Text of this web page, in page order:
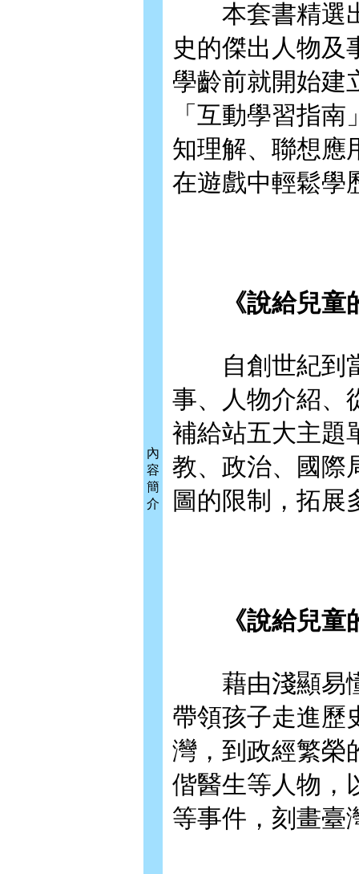
內
容
簡
介
本套書精選出
史的傑出人物及
學齡前就開始建
「互動學習指
知理解、聯想應
在遊戲中輕鬆學
《說給兒童
自創世紀到當
事、人物介紹、
補給站五大主題
教、政治、國際
圖的限制，拓展
《說給兒童
藉由淺顯易懂
帶領孩子走進歷
灣，到政經繁榮
偕醫生等人物，
等事件，刻畫臺